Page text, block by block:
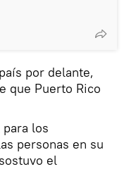
por delante,
que Puerto Rico
los
personas en su
el